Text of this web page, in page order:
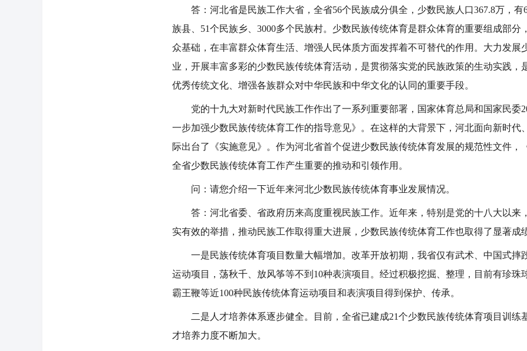
答：河北省是民族工作大省，全省56个民族成分俱全，少数民族人口367.8万，有
族县、51个民族乡、3000多个民族村。少数民族传统体育是群众体育的重要组成部分
众基础，在丰富群众体育生活、增强人民体质方面发挥着不可替代的作用。大力发展
业，开展丰富多彩的少数民族传统体育活动，是贯彻落实党的民族政策的生动实践，
优秀传统文化、增强各族群众对中华民族和中华文化的认同的重要手段。
党的十九大对新时代民族工作作出了一系列重要部署，国家体育总局和国家民委
一步加强少数民族传统体育工作的指导意见》。在这样的大背景下，河北面向新时代
际出台了《实施意见》。作为河北省首个促进少数民族传统体育发展的规范性文件，
全省少数民族传统体育工作产生重要的推动和引领作用。
问：请您介绍一下近年来河北少数民族传统体育事业发展情况。
答：河北省委、省政府历来高度重视民族工作。近年来，特别是党的十八大以来
实有效的举措，推动民族工作取得重大进展，少数民族传统体育工作也取得了显著成
一是民族传统体育项目数量大幅增加。改革开放初期，我省仅有武术、中国式摔
运动项目，荡秋千、放风筝等不到10种表演项目。经过积极挖掘、整理，目前有珍珠
霸王鞭等近100种民族传统体育运动项目和表演项目得到保护、传承。
二是人才培养体系逐步健全。目前，全省已建成21个少数民族传统体育项目训练
才培养力度不断加大。